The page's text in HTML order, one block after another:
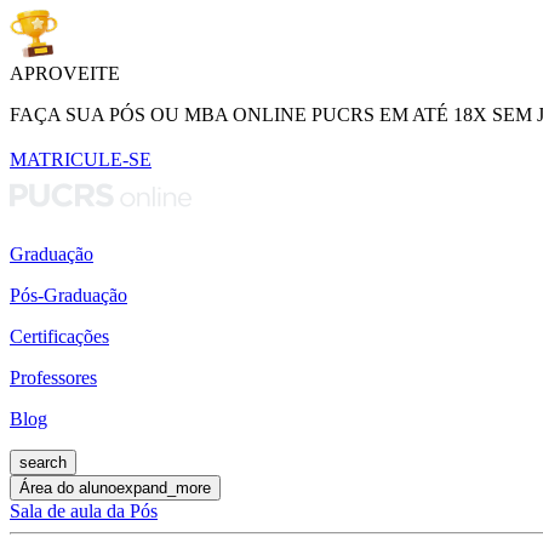
APROVEITE
FAÇA SUA PÓS OU MBA ONLINE PUCRS EM ATÉ 18X SEM
MATRICULE-SE
Graduação
Pós-Graduação
Certificações
Professores
Blog
search
Área do alunoexpand_more
Sala de aula da Pós